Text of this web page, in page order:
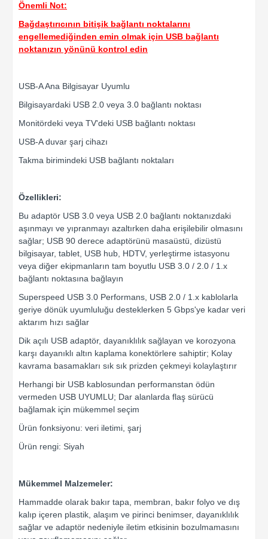
Önemli Not:
Bağdaştırıcının bitişik bağlantı noktalarını
engellemediğinden emin olmak için USB bağlantı
noktanızın yönünü kontrol edin
USB-A Ana Bilgisayar Uyumlu
Bilgisayardaki USB 2.0 veya 3.0 bağlantı noktası
Monitördeki veya TV'deki USB bağlantı noktası
USB-A duvar şarj cihazı
Takma birimindeki USB bağlantı noktaları
Özellikleri:
Bu adaptör USB 3.0 veya USB 2.0 bağlantı noktanızdaki
aşınmayı ve yıpranmayı azaltırken daha erişilebilir olmasını
sağlar; USB 90 derece adaptörünü masaüstü, dizüstü
bilgisayar, tablet, USB hub, HDTV, yerleştirme istasyonu
veya diğer ekipmanların tam boyutlu USB 3.0 / 2.0 / 1.x
bağlantı noktasına bağlayın
Superspeed USB 3.0 Performans, USB 2.0 / 1.x kablolarla
geriye dönük uyumluluğu desteklerken 5 Gbps'ye kadar veri
aktarım hızı sağlar
Dik açılı USB adaptör, dayanıklılık sağlayan ve korozyona
karşı dayanıklı altın kaplama konektörlere sahiptir; Kolay
kavrama basamakları sık sık prizden çekmeyi kolaylaştırır
Herhangi bir USB kablosundan performanstan ödün
vermeden USB UYUMLU; Dar alanlarda flaş sürücü
bağlamak için mükemmel seçim
Ürün fonksiyonu: veri iletimi, şarj
Ürün rengi: Siyah
Mükemmel Malzemeler:
Hammadde olarak bakır tapa, membran, bakır folyo ve dış
kalıp içeren plastik, alaşım ve pirinci benimser, dayanıklılık
sağlar ve adaptör nedeniyle iletim etkisinin bozulmamasını